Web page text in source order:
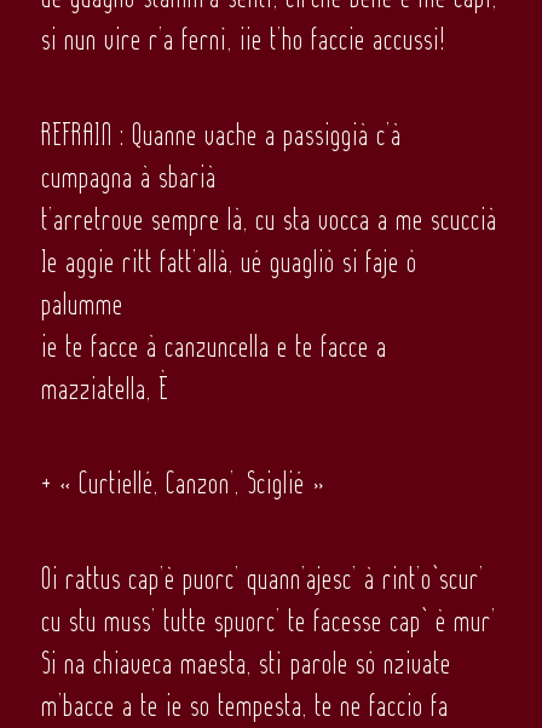
si nun vire r’a fernì, iie t’ho faccie accussì!
REFRAIN : Quanne vache a passiggià c’à
cumpagna à sbarià
t’arretrove sempre là, cu sta vocca a me scuccià
Ie aggie ritt fatt’allà, ué guagliò si faje ò
palumme
ie te facce à canzuncella e te facce a
mazziatella, È
+ « Curtiellé, Canzon’, Sciglié »
Oi rattus cap’è puorc’ quann’ajesc’ à rint’o`scur’
cu stu muss’ tutte spuorc’ te facesse cap` è mur’
Si na chiaveca maesta, stì parole sò nzivate
m’bacce a te ie so tempesta, te ne faccio fa